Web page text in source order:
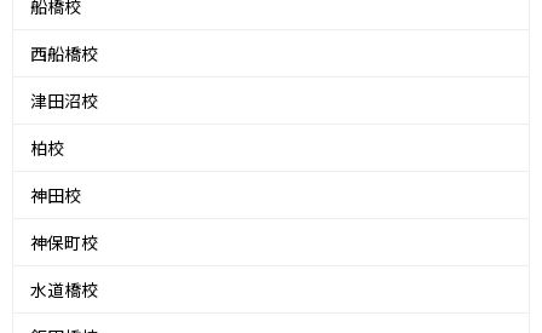
船橋校
西船橋校
津田沼校
柏校
神田校
神保町校
水道橋校